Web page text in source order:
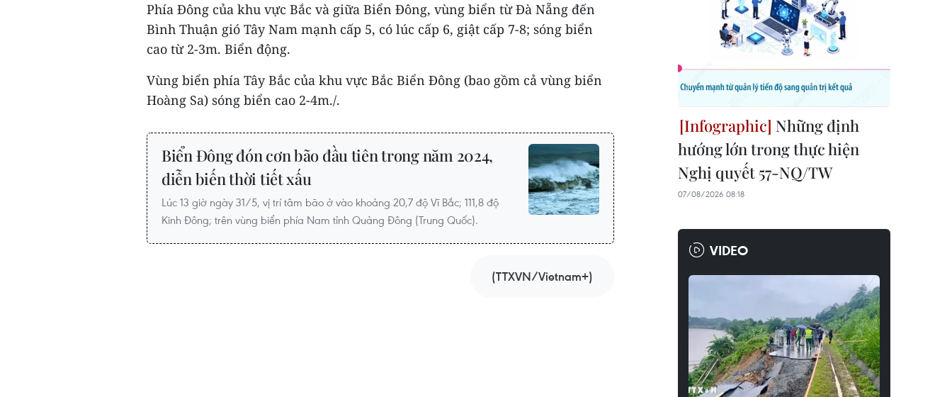
Phía Đông của khu vực Bắc và giữa Biển Đông, vùng biển từ Đà Nẵng đến
Bình Thuận gió Tây Nam mạnh cấp 5, có lúc cấp 6, giật cấp 7-8; sóng biển
cao từ 2-3m. Biển động.
Vùng biển phía Tây Bắc của khu vực Bắc Biển Đông (bao gồm cả vùng biển
Hoàng Sa) sóng biển cao 2-4m./.
Biển Đông đón cơn bão đầu tiên trong năm 2024,
diễn biến thời tiết xấu
Lúc 13 giờ ngày 31/5, vị trí tâm bão ở vào khoảng 20,7 độ Vĩ Bắc; 111,8 độ
Kinh Đông; trên vùng biển phía Nam tỉnh Quảng Đông (Trung Quốc).
(TTXVN/Vietnam+)
Những định
hướng lớn trong thực hiện
Nghị quyết 57-NQ/TW
07/08/2026 08:18
VIDEO